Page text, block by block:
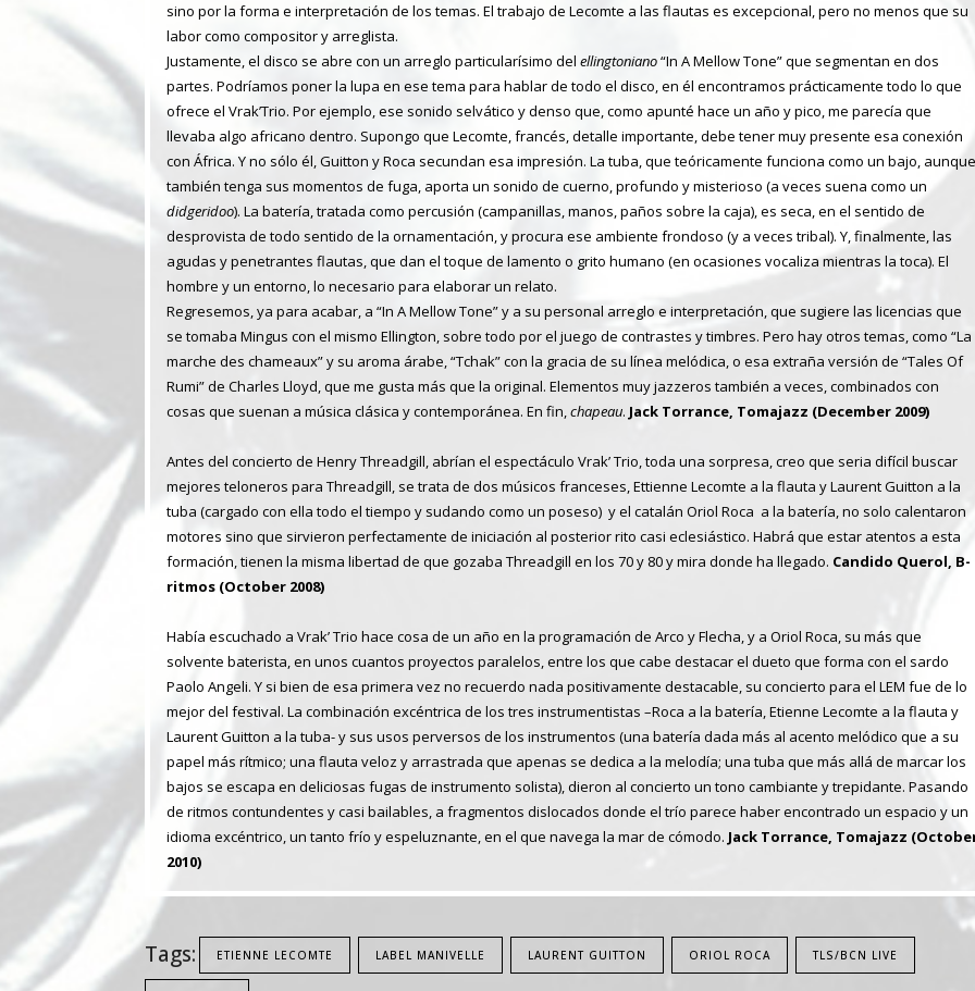
sino por la forma e interpretación de los temas. El trabajo de Lecomte a las flautas es excepcional, pero no menos que su
labor como compositor y arreglista.
Justamente, el disco se abre con un arreglo particularísimo del ellingtoniano“In A Mellow Tone” que segmentan en dos
partes. Podríamos poner la lupa en ese tema para hablar de todo el disco, en él encontramos prácticamente todo lo que
ofrece el Vrak’Trio. Por ejemplo, ese sonido selvático y denso que, como apunté hace un año y pico, me parecía que
llevaba algo africano dentro. Supongo que Lecomte, francés, detalle importante, debe tener muy presente esa conexión
con África. Y no sólo él, Guitton y Roca secundan esa impresión. La tuba, que teóricamente funciona como un bajo, aunque
también tenga sus momentos de fuga, aporta un sonido de cuerno, profundo y misterioso (a veces suena como un
didgeridoo). La batería, tratada como percusión (campanillas, manos, paños sobre la caja), es seca, en el sentido de
desprovista de todo sentido de la ornamentación, y procura ese ambiente frondoso (y a veces tribal). Y, finalmente, las
agudas y penetrantes flautas, que dan el toque de lamento o grito humano (en ocasiones vocaliza mientras la toca). El
hombre y un entorno, lo necesario para elaborar un relato.
Regresemos, ya para acabar, a “In A Mellow Tone” y a su personal arreglo e interpretación, que sugiere las licencias que
se tomaba Mingus con el mismo Ellington, sobre todo por el juego de contrastes y timbres. Pero hay otros temas, como “La
marche des chameaux” y su aroma árabe, “Tchak” con la gracia de su línea melódica, o esa extraña versión de “Tales Of
Rumi” de Charles Lloyd, que me gusta más que la original. Elementos muy jazzeros también a veces, combinados con
cosas que suenan a música clásica y contemporánea. En fin,chapeau. Jack Torrance, Tomajazz (December 2009)
Antes del concierto de Henry Threadgill, abrían el espectáculo Vrak’ Trio, toda una sorpresa, creo que seria difícil buscar
mejores teloneros para Threadgill, se trata de dos músicos franceses, Ettienne Lecomte a la flauta y Laurent Guitton a la
tuba (cargado con ella todo el tiempo y sudando como un poseso) y el catalán Oriol Roca a la batería, no solo calentaron
motores sino que sirvieron perfectamente de iniciación al posterior rito casi eclesiástico. Habrá que estar atentos a esta
formación, tienen la misma libertad de que gozaba Threadgill en los 70 y 80 y mira donde ha llegado. Candido Querol, B-
ritmos (October 2008)
Había escuchado a Vrak’ Trio hace cosa de un año en la programación de Arco y Flecha, y a Oriol Roca, su más que
solvente baterista, en unos cuantos proyectos paralelos, entre los que cabe destacar el dueto que forma con el sardo
Paolo Angeli. Y si bien de esa primera vez no recuerdo nada positivamente destacable, su concierto para el LEM fue de lo
mejor del festival. La combinación excéntrica de los tres instrumentistas –Roca a la batería, Etienne Lecomte a la flauta y
Laurent Guitton a la tuba- y sus usos perversos de los instrumentos (una batería dada más al acento melódico que a su
papel más rítmico; una flauta veloz y arrastrada que apenas se dedica a la melodía; una tuba que más allá de marcar los
bajos se escapa en deliciosas fugas de instrumento solista), dieron al concierto un tono cambiante y trepidante. Pasando
de ritmos contundentes y casi bailables, a fragmentos dislocados donde el trío parece haber encontrado un espacio y un
idioma excéntrico, un tanto frío y espeluznante, en el que navega la mar de cómodo. Jack Torrance, Tomajazz
2010)
Tags: ETIENNE LECOMTE LABEL MANIVELLE LAURENT GUITTON ORIOL ROCA TLS/BCN LIVE